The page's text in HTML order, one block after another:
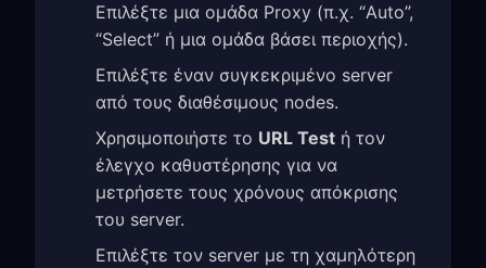
Επιλέξτε μια ομάδα Proxy (π.χ. “Auto”,
“Select” ή μια ομάδα βάσει περιοχής).
Επιλέξτε έναν συγκεκριμένο server
από τους διαθέσιμους nodes.
Χρησιμοποιήστε το URL Test ή τον
έλεγχο καθυστέρησης για να
μετρήσετε τους χρόνους απόκρισης
του server.
Επιλέξτε τον server με τη χαμηλότερη